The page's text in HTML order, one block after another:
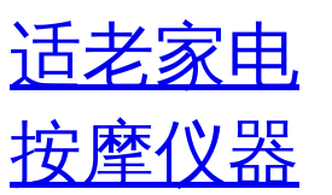
适老家电
按摩仪器